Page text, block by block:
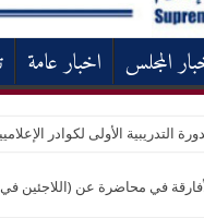
المجلس اخبار عامة
التدريبية الأولى لكوادر
في محاضرة عن (اللاجئين في